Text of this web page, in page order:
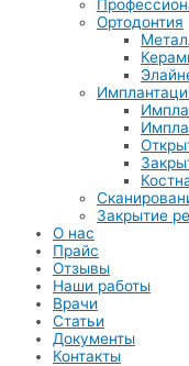
Ортодонтия
Закрытие
О нас
Прайс
Отзывы
Наши работы
Врачи
Статьи
Документы
Контакты